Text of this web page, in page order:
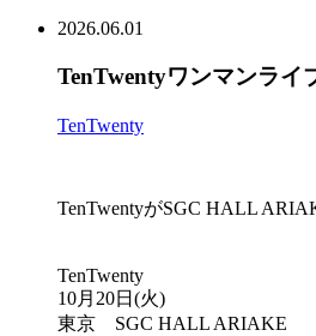
2026.06.01
TenTwentyワンマンライ
TenTwenty
TenTwentyがSGC HALL
TenTwenty
10月20日(火)
東京 SGC HALL ARIAKE